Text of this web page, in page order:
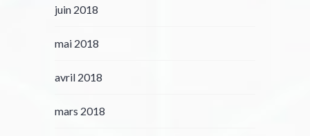
juin 2018
mai 2018
avril 2018
mars 2018